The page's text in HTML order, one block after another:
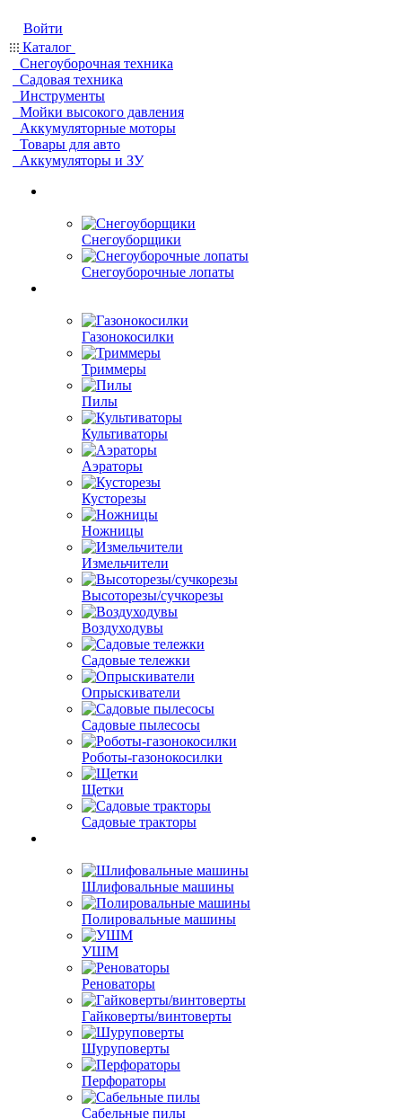
Войти
Каталог
Снегоуборочная техника
Садовая техника
Инструменты
Мойки высокого давления
Аккумуляторные моторы
Товары для авто
Аккумуляторы и ЗУ
Снегоуборщики
Снегоуборочные лопаты
Газонокосилки
Триммеры
Пилы
Культиваторы
Аэраторы
Кусторезы
Ножницы
Измельчители
Высоторезы/сучкорезы
Воздуходувы
Садовые тележки
Опрыскиватели
Садовые пылесосы
Роботы-газонокосилки
Щетки
Садовые тракторы
Шлифовальные машины
Полировальные машины
УШМ
Реноваторы
Гайковерты/винтоверты
Шуруповерты
Перфораторы
Сабельные пилы